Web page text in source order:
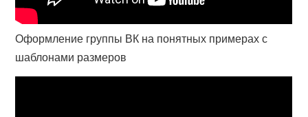
Оформление группы ВК на понятных примерах с
шаблонами размеров